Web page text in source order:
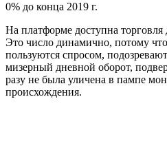
0% до конца 2019 г.
На платформе доступна
Это число динамично, потому
пользуются спросом,
мизерный дневной оборот,
разу не была уличена в пампе
происхождения.